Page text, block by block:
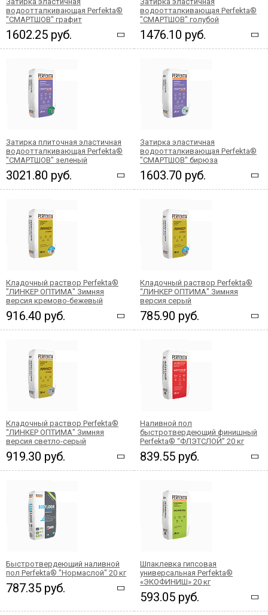
водоотталкивающая Perfekta®
"СМАРТШОВ" графит
1602.25 руб.
водоотталкивающая Perfekta®
"СМАРТШОВ" голубой
1476.10 руб.
Затирка плиточная эластичная
водоотталкивающая Perfekta®
"СМАРТШОВ" зеленый
3021.80 руб.
Затирка эластичная
водоотталкивающая Perfekta®
"СМАРТШОВ" бирюза
1603.70 руб.
Кладочный раствор Perfekta®
"ЛИНКЕР ОПТИМА" Зимняя
версия кремово-бежевый
916.40 руб.
Кладочный раствор Perfekta®
“ЛИНКЕР ОПТИМА" Зимняя
версия серый
785.90 руб.
Кладочный раствор Perfekta®
“ЛИНКЕР ОПТИМА" Зимняя
версия светло-серый
919.30 руб.
Наливной пол
быстротвердеющий финишный
Perfekta® “ФЛЭТСЛОЙ” 20 кг
839.55 руб.
Быстротвердеющий наливной
пол Perfekta® "Нормаслой" 20 кг
787.35 руб.
Шпаклевка гипсовая
универсальная Perfekta®
«ЭКОФИНИШ» 20 кг
593.05 руб.